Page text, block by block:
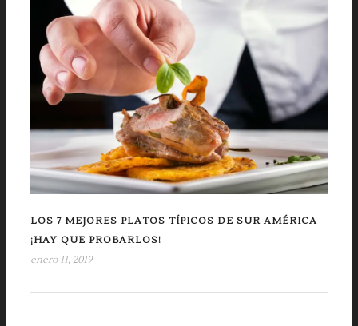
LOS 7 MEJORES PLATOS TÍPICOS DE SUR AMÉRICA
¡HAY QUE PROBARLOS!
enero 11, 2019